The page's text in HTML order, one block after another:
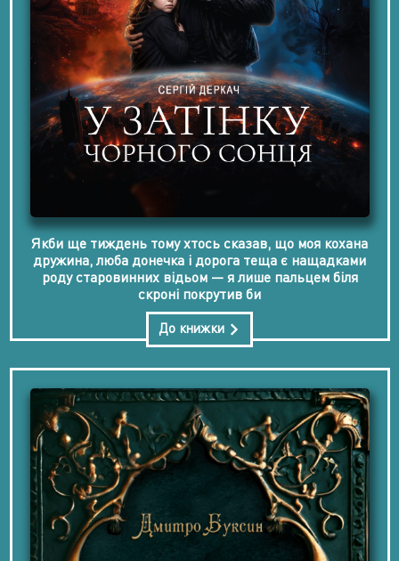
Якби ще тиждень тому хтось сказав, що моя кохана
дружина, люба донечка і дорога теща є нащадками
роду старовинних відьом — я лише пальцем біля
скроні покрутив би
До книжки